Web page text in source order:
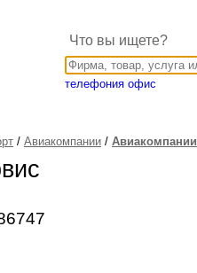
Что вы ищете?
телефония офис
/ Авиакомпании / Авиакомпании